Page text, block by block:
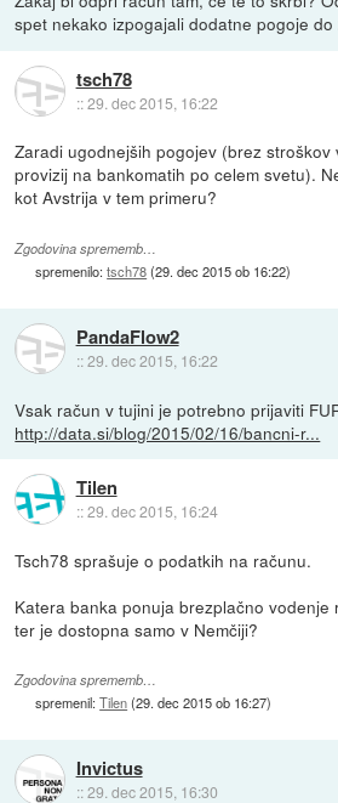
spet nekako izpogajali dodatne pogoje do
tsch78
::29. dec 2015, 16:22
Zaradi ugodnejših pogojev (brez
provizij na bankomatih po celem svetu).
kot Avstrija v tem primeru?
Zgodovina sprememb…
spremenilo:tsch78(29. dec 2015 ob 16:22)
PandaFlow2
::29. dec 2015, 16:22
Vsak račun v tujini je potrebno prijaviti
http://data.si/blog/2015/02/16/bancni-r...
Tilen
::29. dec 2015, 16:24
Tsch78 sprašuje o podatkih na računu.
Katera banka ponuja brezplačno vodenje
ter je dostopna samo v Nemčiji?
Zgodovina sprememb…
spremenil:Tilen(29. dec 2015 ob 16:27)
Invictus
::29. dec 2015, 16:30